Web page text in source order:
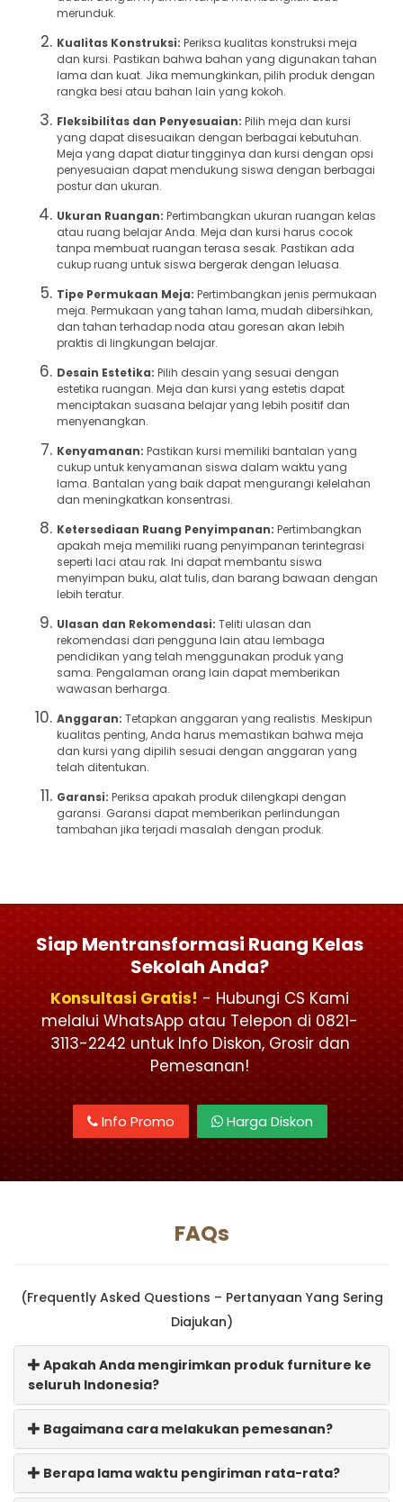
merunduk.
Kualitas Konstruksi: Periksa kualitas konstruksi meja
dan kursi. Pastikan bahwa bahan yang digunakan tahan
lama dan kuat. Jika memungkinkan, pilih produk dengan
rangka besi atau bahan lain yang kokoh.
Fleksibilitas dan Penyesuaian: Pilih meja dan kursi
yang dapat disesuaikan dengan berbagai kebutuhan.
Meja yang dapat diatur tingginya dan kursi dengan opsi
penyesuaian dapat mendukung siswa dengan berbagai
postur dan ukuran.
Ukuran Ruangan: Pertimbangkan ukuran ruangan kelas
atau ruang belajar Anda. Meja dan kursi harus cocok
tanpa membuat ruangan terasa sesak. Pastikan ada
cukup ruang untuk siswa bergerak dengan leluasa.
Tipe Permukaan Meja: Pertimbangkan jenis permukaan
meja. Permukaan yang tahan lama, mudah dibersihkan,
dan tahan terhadap noda atau goresan akan lebih
praktis di lingkungan belajar.
Desain Estetika: Pilih desain yang sesuai dengan
estetika ruangan. Meja dan kursi yang estetis dapat
menciptakan suasana belajar yang lebih positif dan
menyenangkan.
Kenyamanan: Pastikan kursi memiliki bantalan yang
cukup untuk kenyamanan siswa dalam waktu yang
lama. Bantalan yang baik dapat mengurangi kelelahan
dan meningkatkan konsentrasi.
Ketersediaan Ruang Penyimpanan: Pertimbangkan
apakah meja memiliki ruang penyimpanan terintegrasi
seperti laci atau rak. Ini dapat membantu siswa
menyimpan buku, alat tulis, dan barang bawaan dengan
lebih teratur.
Ulasan dan Rekomendasi: Teliti ulasan dan
rekomendasi dari pengguna lain atau lembaga
pendidikan yang telah menggunakan produk yang
sama. Pengalaman orang lain dapat memberikan
wawasan berharga.
Anggaran: Tetapkan anggaran yang realistis. Meskipun
kualitas penting, Anda harus memastikan bahwa meja
dan kursi yang dipilih sesuai dengan anggaran yang
telah ditentukan.
Garansi: Periksa apakah produk dilengkapi dengan
garansi. Garansi dapat memberikan perlindungan
tambahan jika terjadi masalah dengan produk.
Siap Mentransformasi Ruang Kelas
Sekolah Anda?
Konsultasi Gratis! - Hubungi CS Kami
melalui WhatsApp atau Telepon di 0821-
3113-2242 untuk Info Diskon, Grosir dan
Pemesanan!
Info Promo Harga Diskon
FAQs
(Frequently Asked Questions – Pertanyaan Yang Sering
Diajukan)
Apakah Anda mengirimkan produk furniture ke
seluruh Indonesia?
Bagaimana cara melakukan pemesanan?
Berapa lama waktu pengiriman rata-rata?